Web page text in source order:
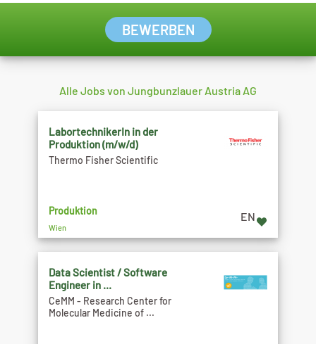
BEWERBEN
Alle Jobs von Jungbunzlauer Austria AG
LabortechnikerIn in der
Produktion (m/w/d)
Thermo Fisher Scientific
Produktion
Wien
EN
Data Scientist / Software
Engineer in ...
CeMM - Research Center for
Molecular Medicine of ...